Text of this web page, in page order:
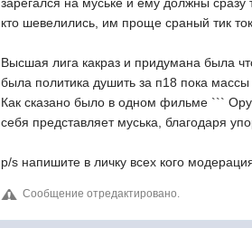
кто шевелились, им проще сраный тик
Высшая лига какраз и придумана была
была политика душить за п18 пока
Как сказано было в одном фильме ```
себя представляет муська, благодаря
p/s напишите в личку всех кого
Сообщение отредактировано.